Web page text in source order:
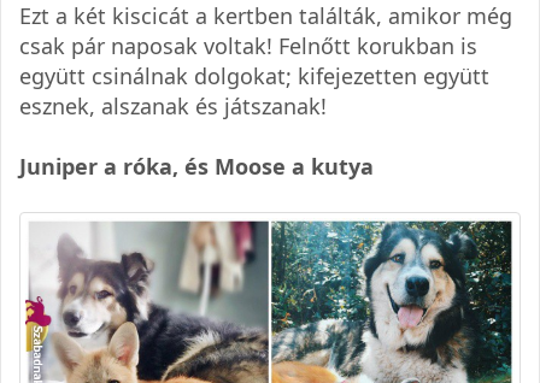
Ezt a két kiscicát a kertben találták, amikor még
csak pár naposak voltak! Felnőtt korukban is
együtt csinálnak dolgokat; kifejezetten együtt
esznek, alszanak és játszanak!
Juniper a róka, és Moose a kutya